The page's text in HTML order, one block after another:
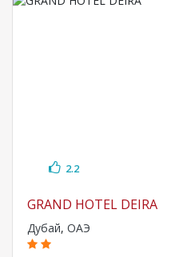
2.2
GRAND HOTEL DEIRA
Дубай, ОАЭ